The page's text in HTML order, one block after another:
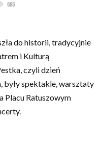
686
do historii, tradycyjnie
i Kulturą
czyli dzień
były spektakle, warsztaty
Placu Ratuszowym